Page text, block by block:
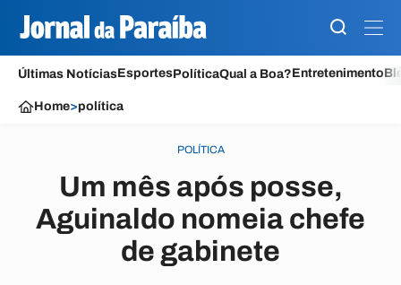
Últimas NotíciasEsportesPolíticaQual a Boa?Entretenimento
Home>política
POLÍTICA
Um mês após posse,
Aguinaldo nomeia chefe
de gabinete